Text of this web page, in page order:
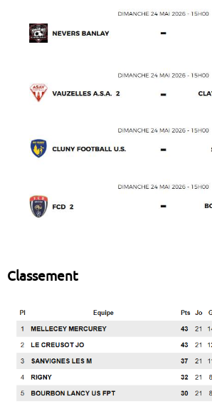
Classement